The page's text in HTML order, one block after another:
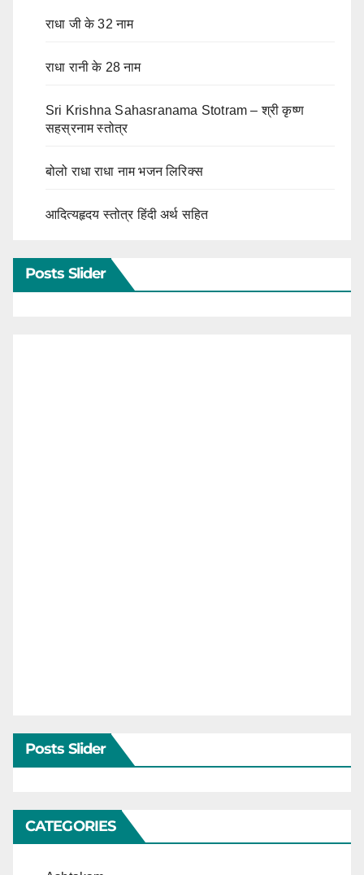
राधा जी के 32 नाम
राधा रानी के 28 नाम
Sri Krishna Sahasranama Stotram – श्री कृष्ण
सहस्रनाम स्तोत्र
बोलो राधा राधा नाम भजन लिरिक्स
आदित्यहृदय स्तोत्र हिंदी अर्थ सहित
Posts Slider
Posts Slider
CATEGORIES